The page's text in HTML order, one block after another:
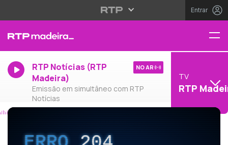
Entrar
RTP Notícias (RTP
Madeira)
Emissão em simultâneo com RTP
Notícias
NO AR
TV
RTP